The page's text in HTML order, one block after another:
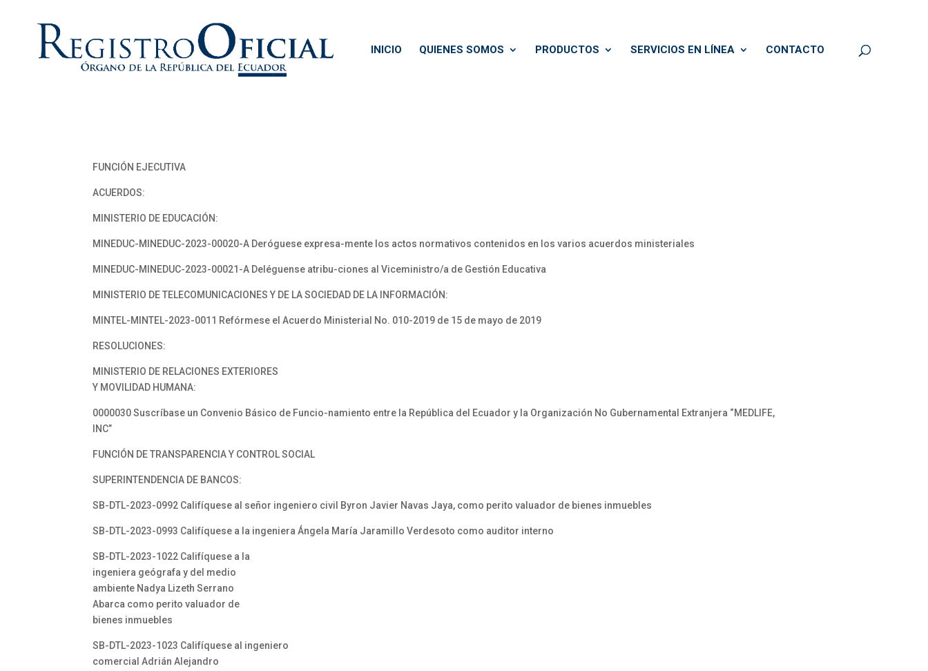
INICIO QUIENES SOMOS PRODUCTOS SERVICIOS EN LÍNEA CONTACTO
FUNCIÓN EJECUTIVA
ACUERDOS:
MINISTERIO DE EDUCACIÓN:
MINEDUC-MINEDUC-2023-00020-A Deróguese expresa-mente los actos normativos contenidos en los varios acuerdos ministeriales
MINEDUC-MINEDUC-2023-00021-A Deléguense atribu-ciones al Viceministro/a de Gestión Educativa
MINISTERIO DE TELECOMUNICACIONES Y DE LA SOCIEDAD DE LA INFORMACIÓN:
MINTEL-MINTEL-2023-0011 Refórmese el Acuerdo Ministerial No. 010-2019 de 15 de mayo de 2019
RESOLUCIONES:
MINISTERIO DE RELACIONES EXTERIORES
Y MOVILIDAD HUMANA:
0000030 Suscríbase un Convenio Básico de Funcio-namiento entre la República del Ecuador y la Organización No Gubernamental Extranjera “MEDLIFE,
INC”
FUNCIÓN DE TRANSPARENCIA Y CONTROL SOCIAL
SUPERINTENDENCIA DE BANCOS:
SB-DTL-2023-0992 Califíquese al señor ingeniero civil Byron Javier Navas Jaya, como perito valuador de bienes inmuebles
SB-DTL-2023-0993 Califíquese a la ingeniera Ángela María Jaramillo Verdesoto como auditor interno
SB-DTL-2023-1022 Califíquese a la
ingeniera geógrafa y del medio
ambiente Nadya Lizeth Serrano
Abarca como perito valuador de
bienes inmuebles
SB-DTL-2023-1023 Califíquese al ingeniero
comercial Adrián Alejandro